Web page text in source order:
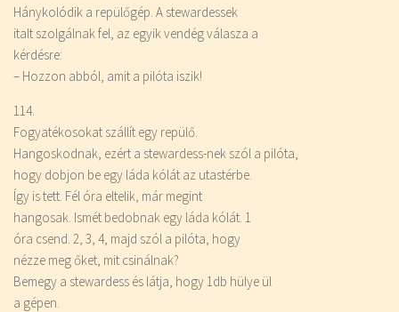
Hánykolódik a repülőgép. A stewardessek
italt szolgálnak fel, az egyik vendég válasza a
kérdésre:
– Hozzon abból, amit a pilóta iszik!
114.
Fogyatékosokat szállít egy repülő.
Hangoskodnak, ezért a stewardess-nek szól a pilóta,
hogy dobjon be egy láda kólát az utastérbe.
Így is tett. Fél óra eltelik, már megint
hangosak. Ismét bedobnak egy láda kólát. 1
óra csend. 2, 3, 4, majd szól a pilóta, hogy
nézze meg őket, mit csinálnak?
Bemegy a stewardess és látja, hogy 1db hülye ül
a gépen.